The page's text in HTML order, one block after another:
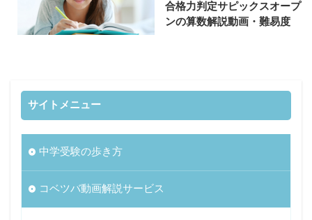
合格力判定サピックスオープ
ンの算数解説動画・難易度
サイトメニュー
中学受験の歩き方
コベツバ動画解説サービス